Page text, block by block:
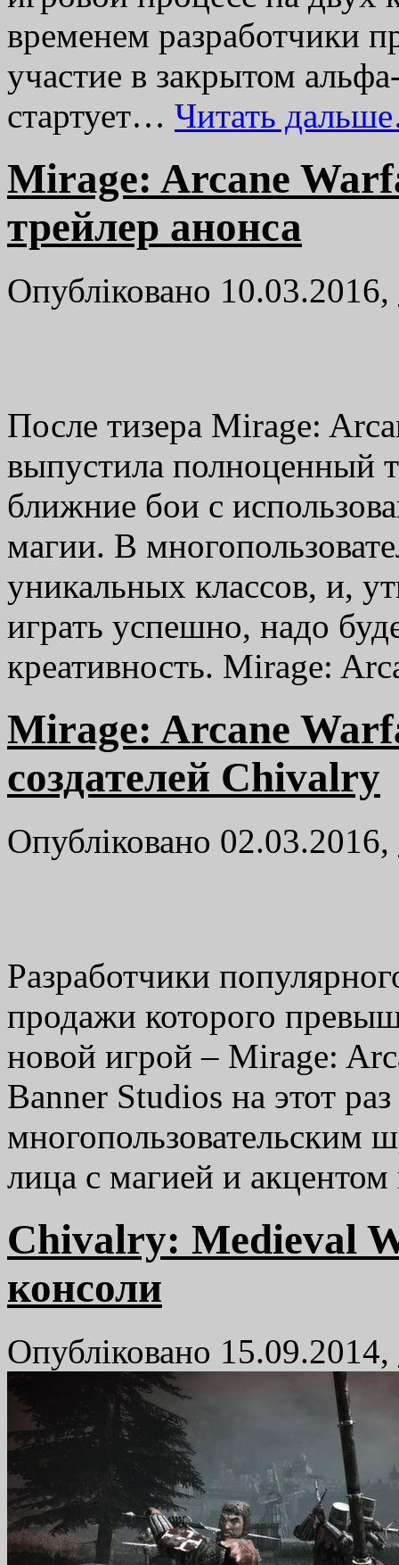
временем разработчики
участие в закрытом
стартует… Читать
Mirage: Arcane
трейлер анонса
Опубліковано 10.03.2016,
После тизера Mirage:
выпустила полноценный
ближние бои с
магии. В
уникальных классов, и,
играть успешно, надо
креативность. Mirage:
Mirage: Arcane
создателей Chivalry
Опубліковано 02.03.2016,
Разработчики
продажи которого
новой игрой – Mirage:
Banner Studios на этот
многопользовательским
лица с магией и
Chivalry: Medieval
консоли
Опубліковано 15.09.2014,